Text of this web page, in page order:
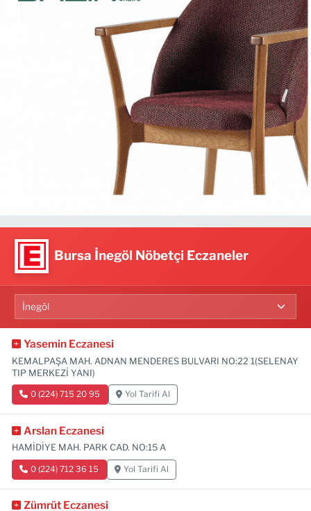
Bursa İnegöl Nöbetçi Eczaneler
Yasemin Eczanesi
KEMALPAŞA MAH. ADNAN MENDERES BULVARI NO:22 1(SELENAY
TIP MERKEZİ YANI)
0 (224) 715 20 95 Yol Tarifi Al
Arslan Eczanesi
HAMİDİYE MAH. PARK CAD. NO:15 A
0 (224) 712 36 15 Yol Tarifi Al
Zümrüt Eczanesi